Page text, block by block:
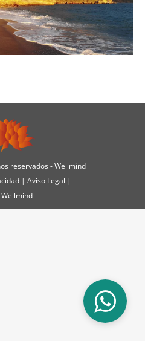
reservados - Wellmind
| Aviso Legal |
Wellmind